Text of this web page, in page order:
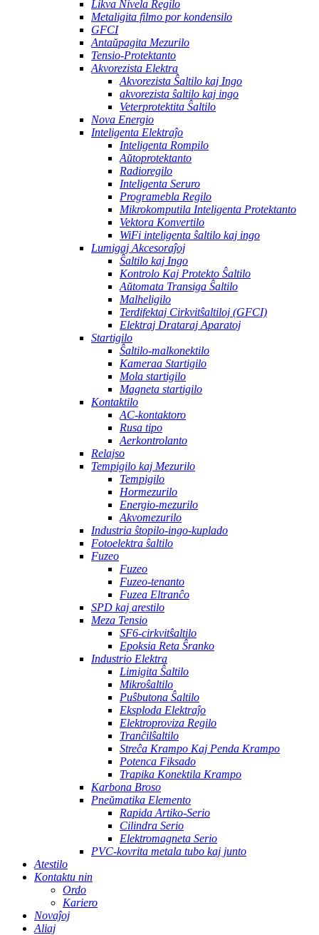
Likva Nivela Regilo
Metaligita filmo por kondensilo
GFCI
Antaŭpagita Mezurilo
Tensio-Protektanto
Akvorezista Elektra
Akvorezista Ŝaltilo kaj Ingo
akvorezista ŝaltilo kaj ingo
Veterprotektita Ŝaltilo
Nova Energio
Inteligenta Elektraĵo
Inteligenta Rompilo
Aŭtoprotektanto
Radioregilo
Inteligenta Seruro
Programebla Regilo
Mikrokomputila Inteligenta Protektanto
Vektora Konvertilo
WiFi inteligenta ŝaltilo kaj ingo
Lumigaj Akcesoraĵoj
Ŝaltilo kaj Ingo
Kontrolo Kaj Protekto Ŝaltilo
Aŭtomata Transiga Ŝaltilo
Malheligilo
Terdifektaj Cirkvitŝaltiloj (GFCI)
Elektraj Drataraj Aparatoj
Startigilo
Ŝaltilo-malkonektilo
Kameraa Startigilo
Mola startigilo
Magneta startigilo
Kontaktilo
AC-kontaktoro
Rusa tipo
Aerkontrolanto
Relajso
Tempigilo kaj Mezurilo
Tempigilo
Hormezurilo
Energio-mezurilo
Akvomezurilo
Industria ŝtopilo-ingo-kuplado
Fotoelektra ŝaltilo
Fuzeo
Fuzeo
Fuzeo-tenanto
Fuzea Eltranĉo
SPD kaj arestilo
Meza Tensio
SF6-cirkvitŝaltilo
Epoksia Reta Ŝranko
Industrio Elektra
Limigita Ŝaltilo
Mikroŝaltilo
Puŝbutona Ŝaltilo
Eksploda Elektraĵo
Elektroproviza Regilo
Tranĉilŝaltilo
Streĉa Krampo Kaj Penda Krampo
Potenca Fiksado
Trapika Konektila Krampo
Karbona Broso
Pneŭmatika Elemento
Rapida Artiko-Serio
Cilindra Serio
Elektromagneta Serio
PVC-kovrita metala tubo kaj junto
Atestilo
Kontaktu nin
Ordo
Kariero
Novaĵoj
Aliaj